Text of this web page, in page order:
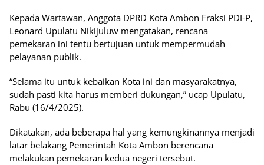
Kepada Wartawan, Anggota DPRD Kota Ambon Fraksi PDI-P,
Leonard Upulatu Nikijuluw mengatakan, rencana
pemekaran ini tentu bertujuan untuk mempermudah
pelayanan publik.
“Selama itu untuk kebaikan Kota ini dan masyarakatnya,
sudah pasti kita harus memberi dukungan,” ucap Upulatu,
Rabu (16/4/2025).
Dikatakan, ada beberapa hal yang kemungkinannya menjadi
latar belakang Pemerintah Kota Ambon berencana
melakukan pemekaran kedua negeri tersebut.